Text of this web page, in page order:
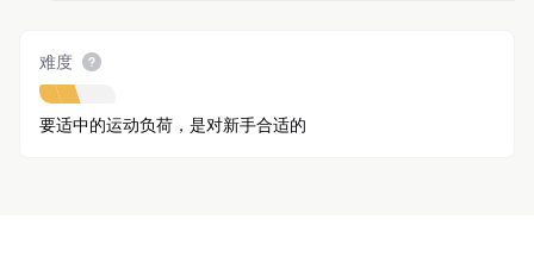
难度
要适中的运动负荷，是对新手合适的